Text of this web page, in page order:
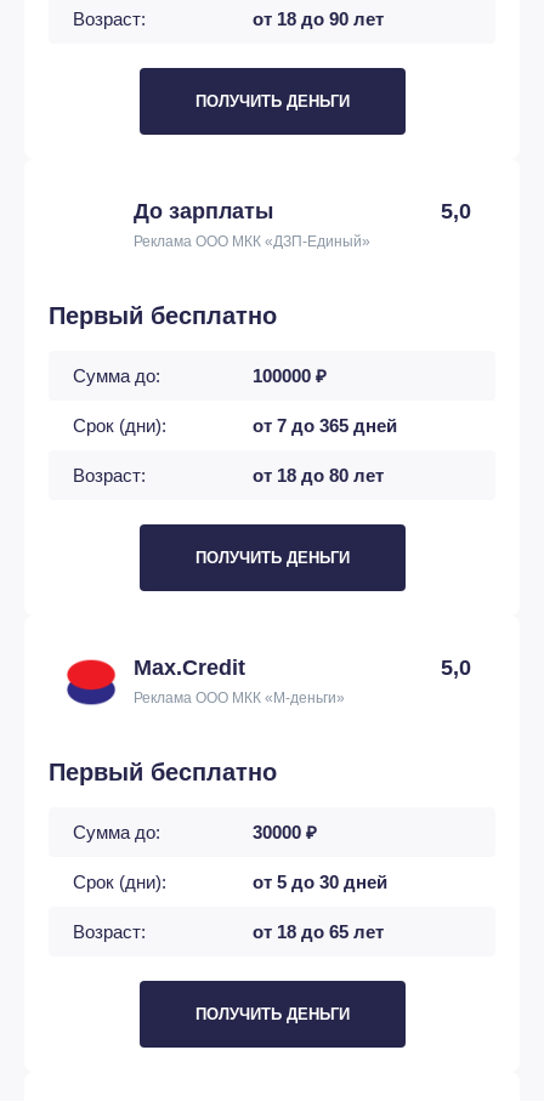
Возраст: от 18 до 90 лет
ПОЛУЧИТЬ ДЕНЬГИ
До зарплаты 5,0
Реклама ООО МКК «ДЗП-Единый»
Первый бесплатно
Сумма до: 100000 ₽
Срок (дни): от 7 до 365 дней
Возраст: от 18 до 80 лет
ПОЛУЧИТЬ ДЕНЬГИ
Max.Credit 5,0
Реклама ООО МКК «М-деньги»
Первый бесплатно
Сумма до: 30000 ₽
Срок (дни): от 5 до 30 дней
Возраст: от 18 до 65 лет
ПОЛУЧИТЬ ДЕНЬГИ